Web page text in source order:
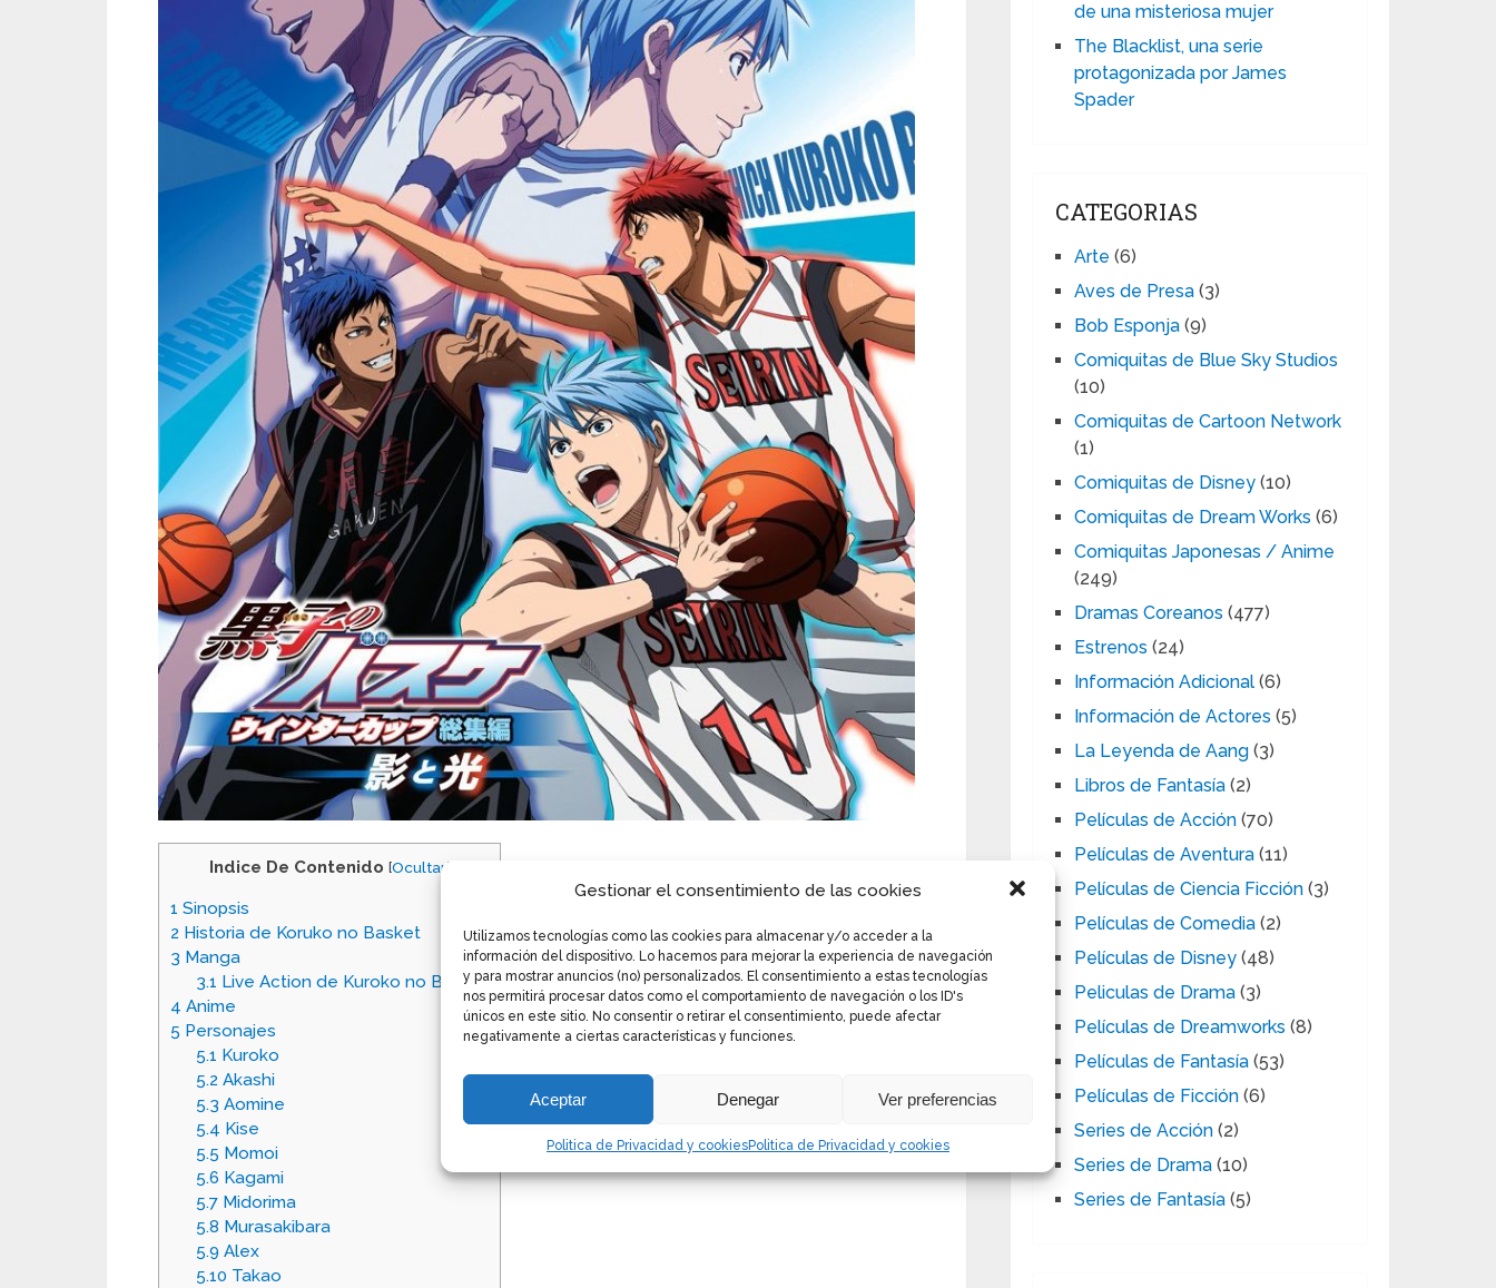
Gestionar el consentimiento de las cookies
Utilizamos tecnologías como las cookies para almacenar y/o acceder a la
información del dispositivo. Lo hacemos para mejorar la experiencia de navegación
y para mostrar anuncios (no) personalizados. El consentimiento a estas tecnologías
nos permitirá procesar datos como el comportamiento de navegación o los ID's
únicos en este sitio. No consentir o retirar el consentimiento, puede afectar
negativamente a ciertas características y funciones.
Aceptar Denegar Ver preferencias
Politica de Privacidad y cookiesPolitica de Privacidad y cookies
Indice De Contenido [Ocultar]
1 Sinopsis
2 Historia de Koruko no Basket
3 Manga
3.1 Live Action de Kuroko no Basket
4 Anime
5 Personajes
5.1 Kuroko
5.2 Akashi
5.3 Aomine
5.4 Kise
5.5 Momoi
5.6 Kagami
5.7Midorima
5.8 Murasakibara
5.9 Alex
5.10 Takao
de una misteriosa mujer
The Blacklist, una serie
protagonizada por James
Spader
CATEGORIAS
Arte (6)
Aves de Presa (3)
Bob Esponja (9)
Comiquitas de Blue Sky Studios
(10)
Comiquitas de Cartoon Network
(1)
Comiquitas de Disney (10)
Comiquitas de Dream Works (6)
Comiquitas Japonesas / Anime
(249)
Dramas Coreanos (477)
Estrenos (24)
Información Adicional (6)
Información de Actores (5)
La Leyenda de Aang (3)
Libros de Fantasía (2)
Películas de Acción (70)
Películas de Aventura (11)
Películas de Ciencia Ficción (3)
Películas de Comedia (2)
Películas de Disney (48)
Peliculas de Drama (3)
Películas de Dreamworks (8)
Películas de Fantasía (53)
Películas de Ficción (6)
Series de Acción (2)
Series de Drama (10)
Series de Fantasía (5)